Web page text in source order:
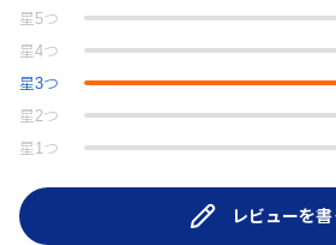
星 5つ
星4つ
星3つ
星 2つ
星 1つ
レビューを書